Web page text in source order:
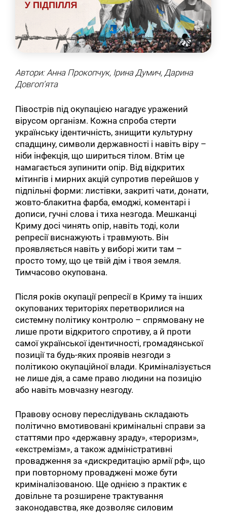
Автори: Анна Прокопчук, Ірина Думич, Дарина
Довгопʼята
Півострів під окупацією нагадує уражений
вірусом організм. Кожна спроба стерти
українську ідентичність, знищити культурну
спадщину, символи державності і навіть віру –
ніби інфекція, що шириться тілом. Втім це
намагається зупинити опір. Від відкритих
мітингів і мирних акцій супротив перейшов у
підпільні форми: листівки, закриті чати, донати,
жовто-блакитна фарба, емоджі, коментарі і
дописи, гучні слова і тиха незгода. Мешканці
Криму досі чинять опір, навіть тоді, коли
репресії виснажують і травмують. Він
проявляється навіть у виборі жити там –
просто тому, що це твій дім і твоя земля.
Тимчасово окупована.
Після років окупації репресії в Криму та інших
окупованих територіях перетворилися на
системну політику контролю – спрямовану не
лише проти відкритого спротиву, а й проти
самої української ідентичності, громадянської
позиції та будь-яких проявів незгоди з
політикою окупаційної влади. Криміналізується
не лише дія, а саме право людини на позицію
або навіть мовчазну незгоду.
Правову основу переслідувань складають
політично вмотивовані кримінальні справи за
статтями про «державну зраду», «тероризм»,
«екстремізм», а також адміністративні
провадження за «дискредитацію армії рф», що
при повторному проваджені може бути
криміналізованою. Ще однією з практик є
довільне та розширене трактування
законодавства, яке дозволяє силовим